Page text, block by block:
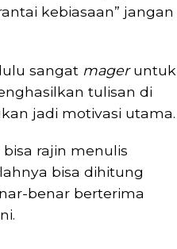
kebiasaan” jangan
sangat mageruntuk
tulisan di
jadi motivasi utama.
rajin menulis
bisa dihitung
benar berterima